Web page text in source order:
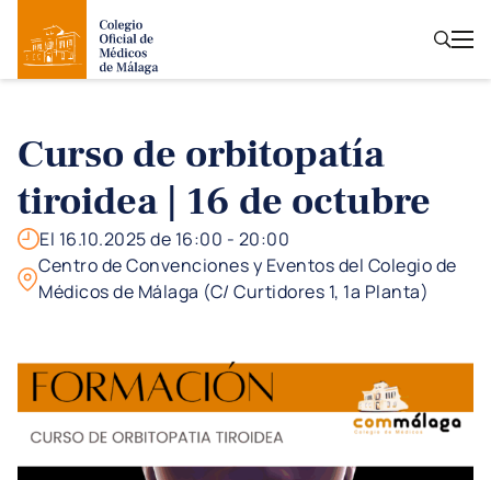
Curso de orbitopatía
tiroidea | 16 de octubre
El 16.10.2025 de 16:00 - 20:00
Centro de Convenciones y Eventos del Colegio de
Médicos de Málaga (C/ Curtidores 1, 1ª Planta)